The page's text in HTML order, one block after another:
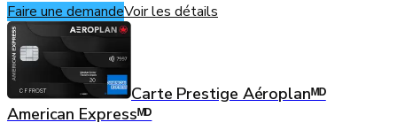
Faire une demandeVoir les détails
Carte Prestige Aéroplanᴹᴰ
American Expressᴹᴰ